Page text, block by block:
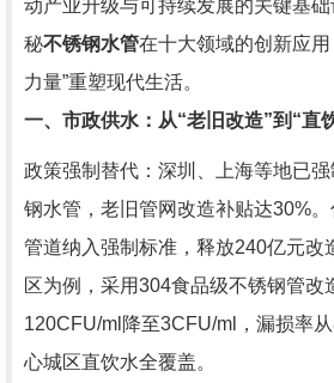
动产业升级与可持续发展的关键基
秘不锈钢水管在十大领域的创新应
力量”重塑现代生活。
一、市政供水：从“老旧改造”到“直
政策强制替代：深圳、上海等地已
钢水管，老旧管网改造补贴达30%
管道纳入强制标准，释放240亿元改
区为例，采用304食品级不锈钢管改
120CFU/ml降至3CFU/ml，漏损率
心城区直饮水全覆盖。